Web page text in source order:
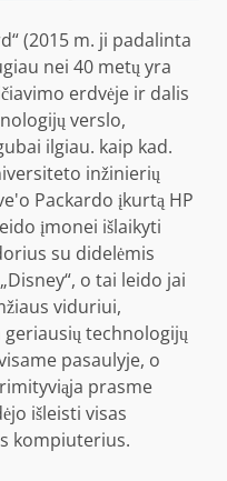
(2015 m. ji padalinta
nei 40 metų yra
erdvėje ir dalis
verslo,
ilgiau. kaip kad.
inžinierių
Packardo įkurtą HP
įmonei išlaikyti
su didelėmis
o tai leido jai
viduriui,
geriausių technologijų
pasaulyje, o
prasme
išleisti visas
kompiuterius.